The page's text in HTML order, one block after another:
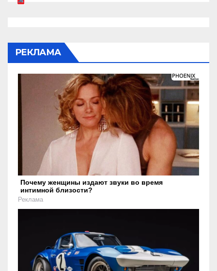
РЕКЛАМА
Почему женщины издают звуки во время
интимной близости?
Реклама